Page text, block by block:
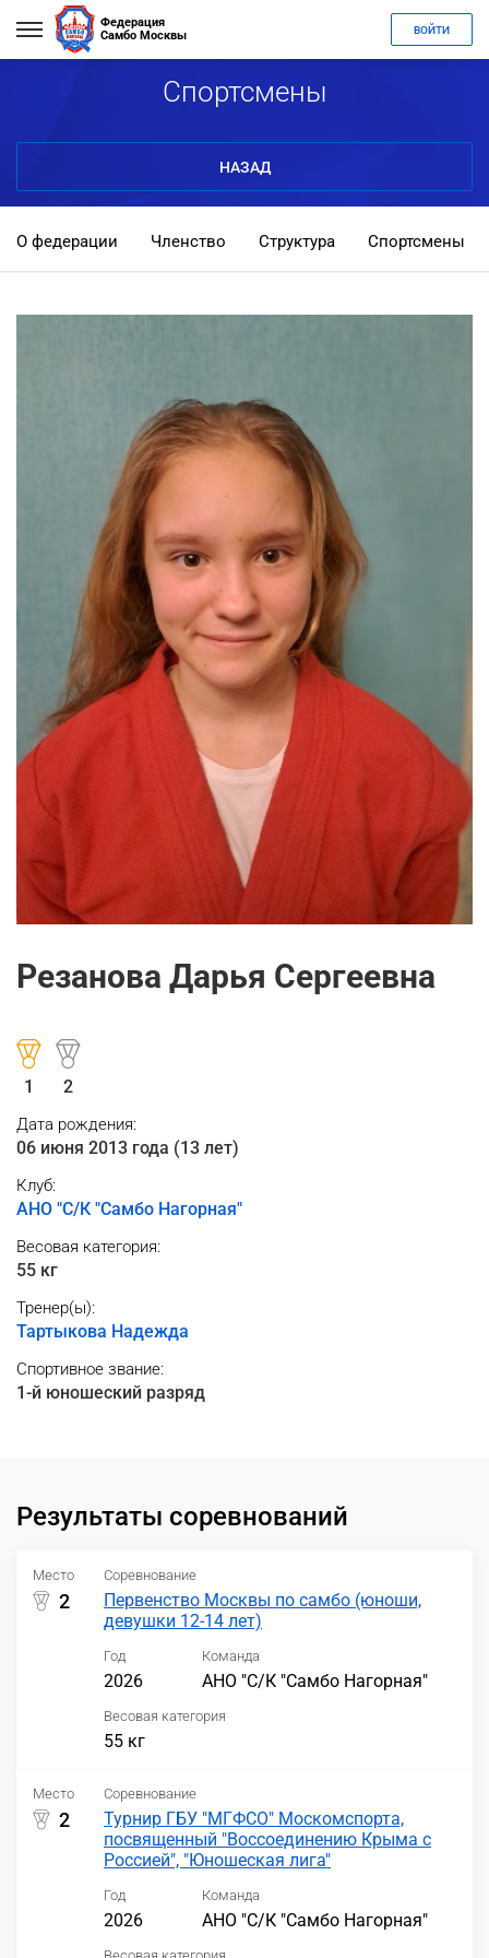
Федерация
Самбо Москвы
ВОЙТИ
Спортсмены
НАЗАД
О федерации Членство Структура Спортсмены
Резанова Дарья Сергеевна
1 2
Дата рождения:
06 июня 2013 года (13 лет)
Клуб:
АНО "С/К "Самбо Нагорная"
Весовая категория:
55 кг
Тренер(ы):
Тартыкова Надежда
Спортивное звание:
1-й юношеский разряд
Результаты соревнований
Место
2
Соревнование
Первенство Москвы по самбо (юноши,
девушки 12-14 лет)
Год
2026
Команда
АНО "С/К "Самбо Нагорная"
Весовая категория
55 кг
Место
2
Соревнование
Турнир ГБУ "МГФСО" Москомспорта,
посвященный "Воссоединению Крыма с
Россией", "Юношеская лига"
Год
2026
Команда
АНО "С/К "Самбо Нагорная"
Весовая категория